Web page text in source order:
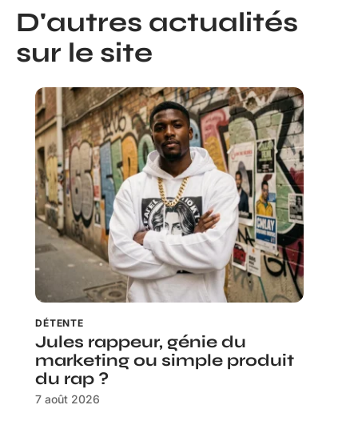
D'autres actualités
sur le site
DÉTENTE
Jules rappeur, génie du
marketing ou simple produit
du rap ?
7 août 2026